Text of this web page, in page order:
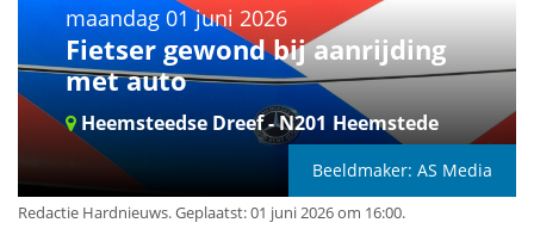
maandag 01 juni 2026
Fietser gewond bij aanrijding
met auto
Heemsteedse Dreef - N201 Heemstede
Beeldmaker: AS Media
Redactie Hardnieuws.Geplaatst: 01 juni 2026 om 16:00.